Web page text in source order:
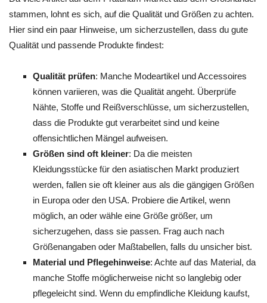
stammen, lohnt es sich, auf die Qualität und Größen zu achten.
Hier sind ein paar Hinweise, um sicherzustellen, dass du gute
Qualität und passende Produkte findest:
Qualität prüfen: Manche Modeartikel und Accessoires
können variieren, was die Qualität angeht. Überprüfe
Nähte, Stoffe und Reißverschlüsse, um sicherzustellen,
dass die Produkte gut verarbeitet sind und keine
offensichtlichen Mängel aufweisen.
Größen sind oft kleiner: Da die meisten
Kleidungsstücke für den asiatischen Markt produziert
werden, fallen sie oft kleiner aus als die gängigen Größen
in Europa oder den USA. Probiere die Artikel, wenn
möglich, an oder wähle eine Größe größer, um
sicherzugehen, dass sie passen. Frag auch nach
Größenangaben oder Maßtabellen, falls du unsicher bist.
Material und Pflegehinweise: Achte auf das Material, da
manche Stoffe möglicherweise nicht so langlebig oder
pflegeleicht sind. Wenn du empfindliche Kleidung kaufst,